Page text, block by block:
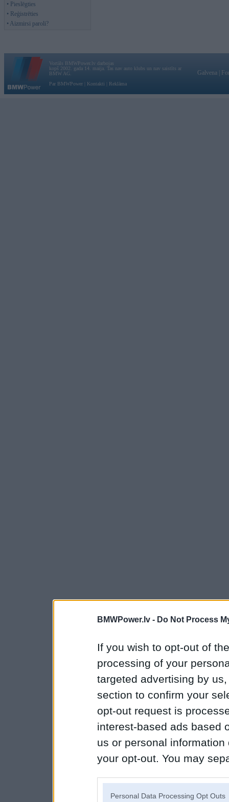
BMWPower.lv - Do Not Process
If you wish to opt-out of
processing of your
targeted advertising by
section to confirm your
opt-out request is
interest-based ads based
us or personal
your opt-out. You may
Personal Data Processing Opt Outs
• Pieslēgties
• Reģistrēties
• Aizmirsi paroli?
Vortāls BMWPower.lv darbojas
kopš 2002. gada 14. maija. Tas nav auto klubs un nav saistīts ar
BMW AG.
Par BMWPower
Kontakti Reklāma
Galvena